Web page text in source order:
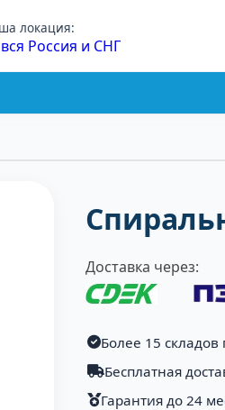
локация:
вся Россия и СНГ
Доставка через:
Более 15 складов
Бесплатная
Гарантия до 24